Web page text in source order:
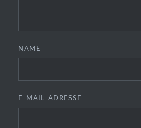
NAME
E-MAIL-ADRESSE